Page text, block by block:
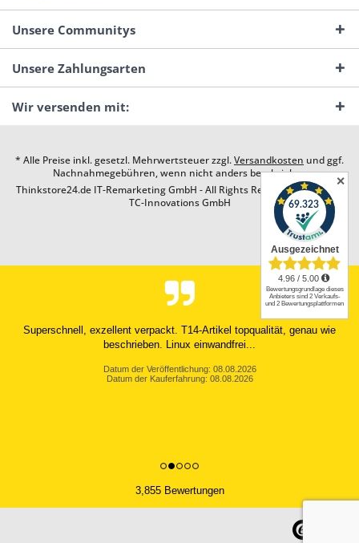
Unsere Communitys
Unsere Zahlungsarten
Wir versenden mit:
* Alle Preise inkl. gesetzl. Mehrwertsteuer zzgl.Versandkosten und ggf.
Nachnahmegebühren, wenn nicht anders beschrieben
Thinkstore24.de IT-Remarketing GmbH - All Rights Reserved. Design by
TC-Innovations GmbH
Superschnell, exzellent verpackt. T14-Artikel topqualität, genau wie
beschrieben. Linux einwandfrei...
Datum der Veröffentlichung: 08.08.2026
Datum der Kauferfahrung: 08.08.2026
3,855 Bewertungen
✕